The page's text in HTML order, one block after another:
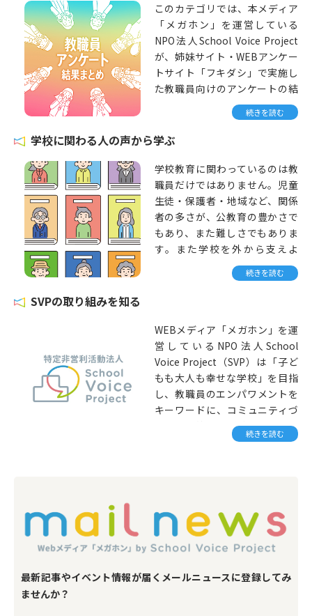
は様々な準備をします。具体的
には「学校全体での準備や会
議」「学年での準備や会議」
「校務分掌の部会での準備や会
議」「自分のクラスの準備」に
分かれます。それぞれに決めな
ければならないことや、確認事
項、引き継ぎ事項、書類の準備
等があります。学年や校務分掌
らなかったり、慎重に検討する
ことが必要な事案が出てきた場
合、「自分のクラスでの準備」
の時間がどんどん削られていき
ます。また、近年はコロナ対策
やGIGAスクール構想による1人1
台端末のためのアカウント関連
の業務なども増えています。結
を輝かせて入学してくる新入生
を迎える前に、先生たちは既に
連日の長時間残業や土日出勤に
よってクタクタになっている…と
いうことが多くの自治体で起こ
っています。
NPO法人 School Voice Project
各自治体に対する働きかけ・キ
ャンペーンを行っています。こ
のカテゴリではこのキャンペー
す。
このカテゴリでは、本メディア
「メガホン」を運営している
NPO法人School Voice Project
が、姉妹サイト・WEBアンケー
トサイト「フキダシ」で実施し
た教職員向けのアンケートの結
果を数多く掲載しています。
現場の教職員のリアリティに多
なデータです。
続きを読む
学校に関わる人の声から学ぶ
学校教育に関わっているのは教
職員だけではありません。児童
生徒・保護者・地域など、関係
者の多さが、公教育の豊かさで
もあり、また難しさでもありま
す。また学校を外から支えよ
う・変えようとする動きも近年
者間の対話の文化を育むため、
教職員以外の声を紹介していま
す。
続きを読む
SVPの取り組みを知る
WEBメディア「メガホン」を運
営しているNPO法人School
Voice Project（SVP）は「子ど
もも大人も幸せな学校」を目指
し、教職員のエンパワメントを
キーワードに、コミュニティづ
くりや政策提言活動を行ってい
続きを読む
最新記事やイベント情報が届くメールニュースに登録してみ
ませんか？